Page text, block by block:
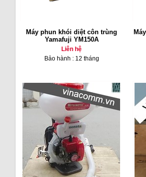
Máy phun khói diệt côn trùng
Yamafuji YM150A
Liên hệ
Bảo hành : 12 tháng